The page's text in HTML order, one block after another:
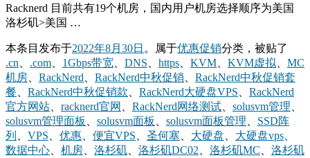
Racknerd 目前共有19个机房，国内用户机房选择顺序为美国
洛杉矶>美国 …
本条目发布于2022年8月30日 。属于优惠促销分类，被贴了
.cn
.com 1Gbps带宽 DNS https KVM KVM虚拟
MC
机房
RackNerd RackNerd中秋促销
RackNerd中秋促销套
餐
RackNerd中秋促销款 RackNerd大硬盘VPS
RackNerd
官方网站
racknerd官网 RackNerd网络测试 solusvm管理
solusvm管理面板
solusvm面板 solusvm面板管理
SSD阵
列
VPS 优惠 便宜VPS 圣何塞 大硬盘 大硬盘vps
数据中心
机房 洛杉矶 洛杉矶DC02 洛杉矶MC
洛杉矶